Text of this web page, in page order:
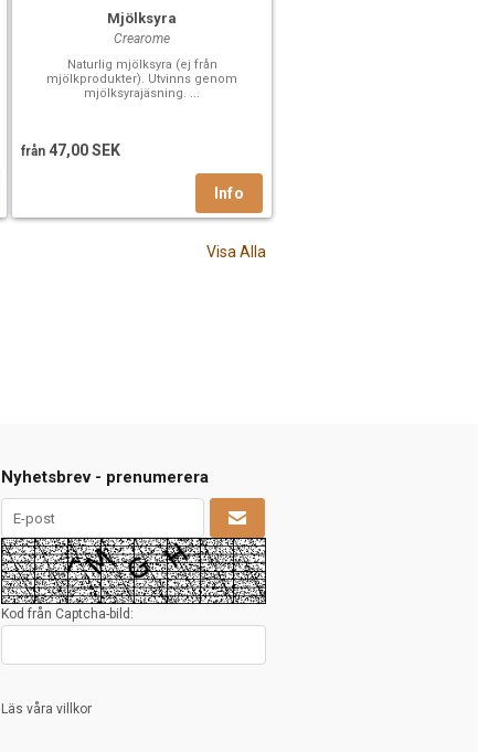
Mjölksyra
Crearome
Naturlig mjölksyra (ej från
mjölkprodukter). Utvinns genom
mjölksyrajäsning. ...
från 47,00 SEK
Visa Alla
Nyhetsbrev - prenumerera
Kod från Captcha-bild:
Läs våra villkor